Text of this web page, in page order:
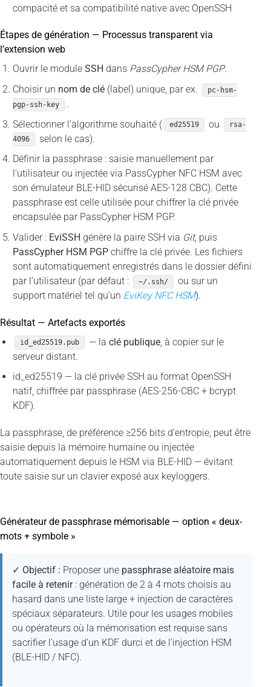
compacité et sa compatibilité native avec OpenSSH
Étapes de génération — Processus transparent via
l’extension web
Ouvrir le module SSH dans PassCypher HSM PGP.
Choisir un nom de clé(label) unique, par ex.
pc-hsm-
pgp-ssh-key
.
Sélectionner l’algorithme souhaité (
ed25519 ou
rsa-
4096
selon le cas).
Définir la passphrase : saisie manuellement par
l’utilisateur ou injectée via PassCypher NFC HSM avec
son émulateur BLE-HID sécurisé AES-128 CBC). Cette
passphrase est celle utilisée pour chiffrer la clé privée
encapsulée par PassCypher HSM PGP.
Valider : EviSSH génère la paire SSH via Git, puis
PassCypher HSM PGPchiffre la clé privée. Les fichiers
sont automatiquement enregistrés dans le dossier défini
par l’utilisateur (par défaut :
~/.ssh/
ou sur un
support matériel tel qu’un EviKey NFC HSM).
Résultat — Artefacts exportés
id_ed25519.pub — laclé publique , à copier sur le
serveur distant.
id_ed25519 — la clé privée SSH au format OpenSSH
natif, chiffrée par passphrase (AES-256-CBC + bcrypt
KDF).
La passphrase, de préférence ≥256 bits d’entropie, peut être
saisie depuis la mémoire humaine ou injectée
automatiquement depuis le HSM via BLE-HID — évitant
toute saisie sur un clavier exposé aux keyloggers.
Générateur de passphrase mémorisable — option « deux-
mots + symbole »
✓ Objectif : Proposer une passphrase aléatoire mais
facile à retenir: génération de 2 à 4 mots choisis au
hasard dans une liste large + injection de caractères
spéciaux séparateurs. Utile pour les usages mobiles
ou opérateurs où la mémorisation est requise sans
sacrifier l’usage d’un KDF durci et de l’injection HSM
(BLE-HID / NFC).